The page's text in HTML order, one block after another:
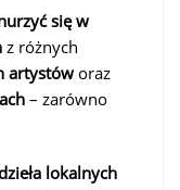
się w
z różnych
artystów oraz
– zarówno
lokalnych